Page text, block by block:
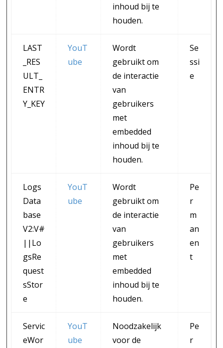
inhoud bij te
houden.
LAST
_RES
ULT_
ENTR
Y_KEY
YouT
ube
Wordt
gebruikt om
de interactie
van
gebruikers
met
embedded
inhoud bij te
houden.
Se
ssi
e
Logs
Data
base
V2:V#
||Lo
gsRe
quest
sStor
e
YouT
ube
Wordt
gebruikt om
de interactie
van
gebruikers
met
embedded
inhoud bij te
houden.
Pe
r
m
an
en
t
Servic
eWor
YouT
ube
Noodzakelijk
voor de
Pe
r